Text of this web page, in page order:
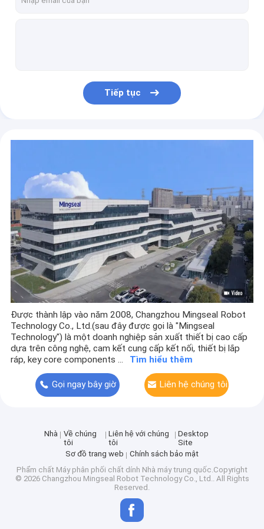
KSP series Single-Component Screw Valve Coating Sealing Bonding Filling Packaging Potting UV Curing Adhesive Thermal Gel
KDC/DC Series Precision Dispensing Controller VCM SEMICONDUCTOR CHIP DIE BOND MEMS SOLDER PASTE DISPENSING Ngành công nghiệp ống kính
KDC/DC Series Precision Dispensing Controller VCM SEMICONDUCTOR CHIP DIE BOND MEMS SOLDER PASTE DISPENSING micro dosing
Tiếp tục
Được thành lập vào năm 2008, Changzhou Mingseal Robot
Technology Co., Ltd.(sau đây được gọi là "Mingseal
Technology") là một doanh nghiệp sản xuất thiết bị cao cấp
dựa trên công nghệ, cam kết cung cấp kết nối, thiết bị lắp
ráp, key core components ...
Tìm hiểu thêm
Gọi ngay bây giờ Liên hệ chúng tôi
Nhà
Về chúng
tôi
Liên hệ với chúng
tôi
Desktop
Site
Sơ đồ trang web
Chính sách bảo mật
Phẩm chất Máy phân phối chất dính Nhà máy trung quốc.Copyright
© 2026 Changzhou Mingseal Robot Technology Co., Ltd.. All Rights
Reserved.